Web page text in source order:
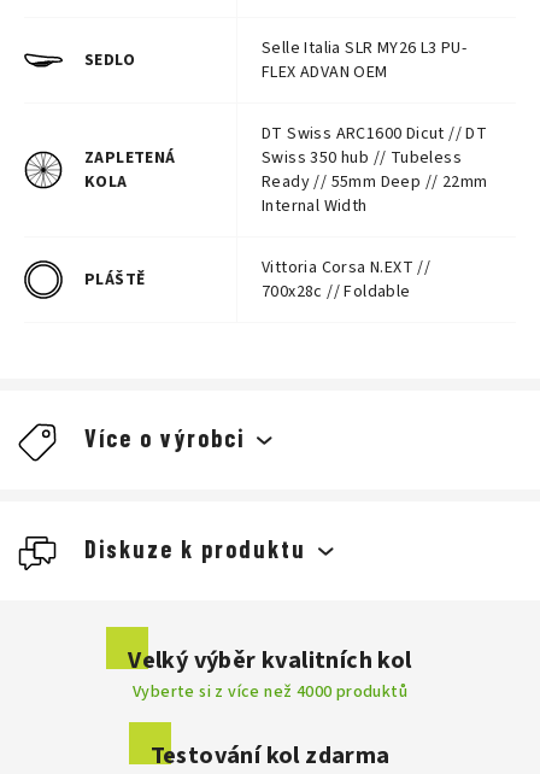
SEDLO
Selle Italia SLR MY26 L3 PU-
FLEX ADVAN OEM
ZAPLETENÁ
KOLA
DT Swiss ARC1600 Dicut // DT
Swiss 350 hub // Tubeless
Ready // 55mm Deep // 22mm
Internal Width
PLÁŠTĚ
Vittoria Corsa N.EXT //
700x28c // Foldable
Diskuze k produktu
Přidat komentář
Více o výrobci
Velký výběr kvalitních kol
Vyberte si z více než 4000 produktů
Testování kol zdarma